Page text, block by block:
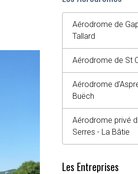
Aérodrome de
Tallard
Aérodrome de St
Aérodrome
Buëch
Aérodrome privé
Serres - La Bâtie
Les Entreprises